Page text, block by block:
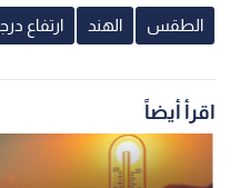
الطقس الهند ارتفاع
اقرأ أيضاً